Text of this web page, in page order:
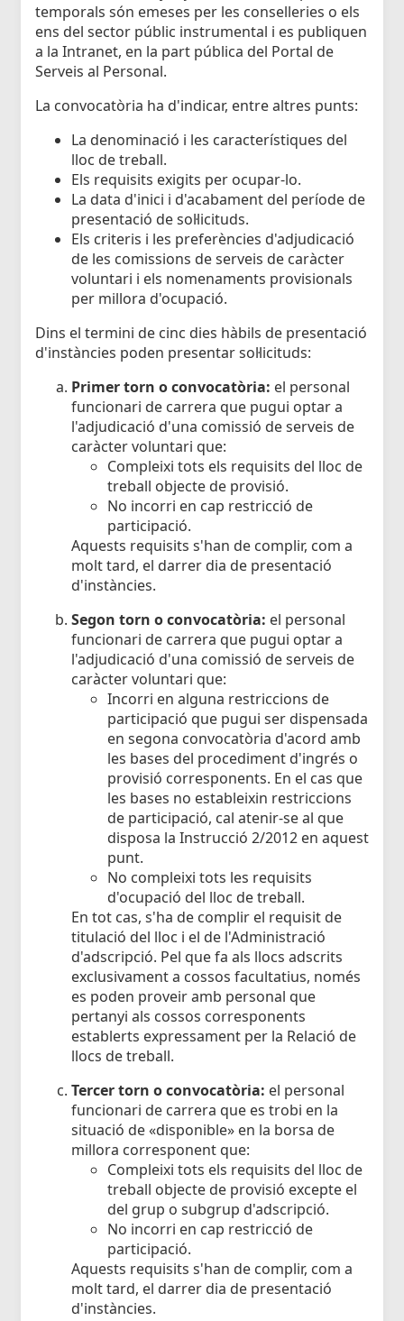
temporals són emeses per les conselleries o els
ens del sector públic instrumental i es publiquen
a la Intranet, en la part pública del Portal de
Serveis al Personal.
La convocatòria ha d'indicar, entre altres punts:
La denominació i les característiques del
lloc de treball.
Els requisits exigits per ocupar-lo.
La data d'inici i d'acabament del període de
presentació de sol·licituds.
Els criteris i les preferències d'adjudicació
de les comissions de serveis de caràcter
voluntari i els nomenaments provisionals
per millora d'ocupació.
Dins el termini de cinc dies hàbils de presentació
d'instàncies poden presentar sol·licituds:
Primer torn o convocatòria: el personal
funcionari de carrera que pugui optar a
l'adjudicació d'una comissió de serveis de
caràcter voluntari que:
Compleixi tots els requisits del lloc de
treball objecte de provisió.
No incorri en cap restricció de
participació.
Aquests requisits s'han de complir, com a
molt tard, el darrer dia de presentació
d'instàncies.
Segon torn o convocatòria: el personal
funcionari de carrera que pugui optar a
l'adjudicació d'una comissió de serveis de
caràcter voluntari que:
Incorri en alguna restriccions de
participació que pugui ser dispensada
en segona convocatòria d'acord amb
les bases del procediment d'ingrés o
provisió corresponents. En el cas que
les bases no estableixin restriccions
de participació, cal atenir-se al que
disposa la Instrucció 2/2012 en aquest
punt.
No compleixi tots les requisits
d'ocupació del lloc de treball.
En tot cas, s'ha de complir el requisit de
titulació del lloc i el de l'Administració
d'adscripció. Pel que fa als llocs adscrits
exclusivament a cossos facultatius, només
es poden proveir amb personal que
pertanyi als cossos corresponents
establerts expressament per la Relació de
llocs de treball.
Tercer torn o convocatòria: el personal
funcionari de carrera que es trobi en la
situació de «disponible» en la borsa de
millora corresponent que:
Compleixi tots els requisits del lloc de
treball objecte de provisió excepte el
del grup o subgrup d'adscripció.
No incorri en cap restricció de
participació.
Aquests requisits s'han de complir, com a
molt tard, el darrer dia de presentació
d'instàncies.